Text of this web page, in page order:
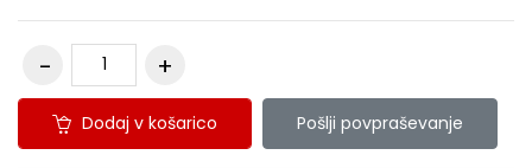
Dodaj v košarico Pošlji povpraševanje